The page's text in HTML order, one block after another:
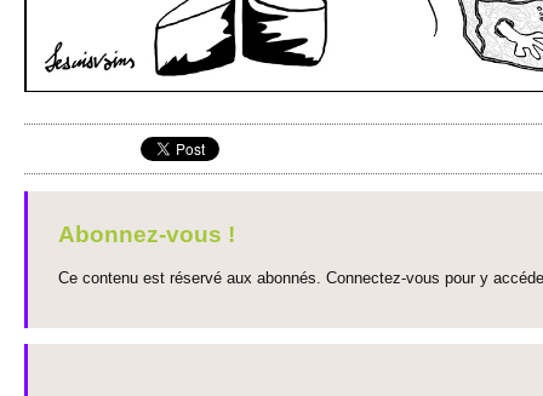
Abonnez-vous !
Ce contenu est réservé aux abonnés. Connectez-vous pour y